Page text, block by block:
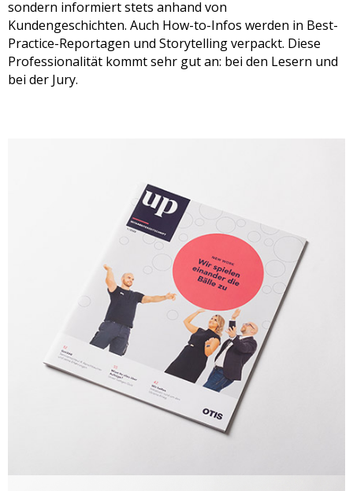
sondern informiert stets anhand von
Kundengeschichten. Auch How-to-Infos werden in Best-
Practice-Reportagen und Storytelling verpackt. Diese
Professionalität kommt sehr gut an: bei den Lesern und
bei der Jury.